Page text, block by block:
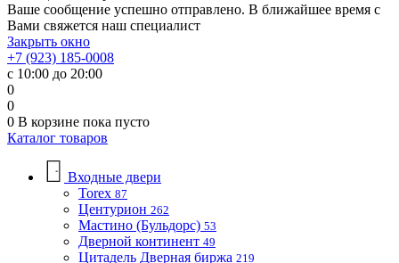
Ваше сообщение успешно отправлено. В ближайшее время с
Вами свяжется наш специалист
Закрыть окно
+7 (923) 185-0008
с 10:00 до 20:00
0
0
0 В корзине пока пусто
Каталог товаров
Входные двери
Torex 87
Центурион 262
Мастино (Бульдорс) 53
Дверной континент 49
Цитадель Дверная биржа 219